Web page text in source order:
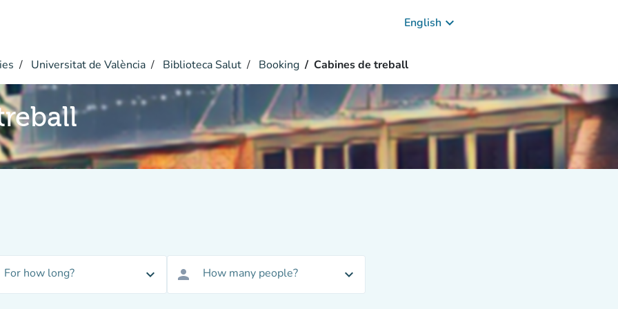
English keyboard_arrow_down
Universitat de València Biblioteca Salut Booking Cabines de treball
For how long? expand_more person How many people? expand_more